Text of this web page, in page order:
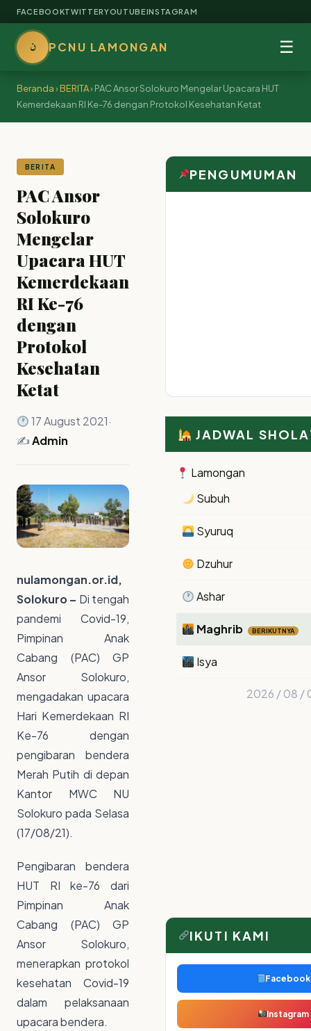
FACEBOOKTWITTERYOUTUBEINSTAGRAM
ن PCNU LAMONGAN ☰
Beranda›BERITA›PAC Ansor Solokuro Mengelar Upacara HUT
Kemerdekaan RI Ke-76 dengan Protokol Kesehatan Ketat
BERITA
PAC Ansor
Solokuro
Mengelar
Upacara HUT
Kemerdekaan
RI Ke-76
dengan
Protokol
Kesehatan
Ketat
17 August 2021·
✍️Admin
nulamongan.or.id,
Solokuro – Di tengah
pandemi Covid-19,
Pimpinan Anak
Cabang (PAC) GP
Ansor Solokuro,
mengadakan upacara
Hari Kemerdekaan RI
Ke-76 dengan
pengibaran bendera
Merah Putih di depan
Kantor MWC NU
Solokuro pada Selasa
(17/08/21).
Pengibaran bendera
HUT RI ke-76 dari
Pimpinan Anak
Cabang (PAC) GP
Ansor Solokuro,
menerapkan protokol
kesehatan Covid-19
dalam pelaksanaan
upacara bendera.
PENGUMUMAN
JADWAL
Lamongan
Subuh
Syuruq
Dzuhur
Ashar
Maghrib BERIKUTNYA
Isya
2026 / 08 /
IKUTI KAMI
Facebook
Instagram